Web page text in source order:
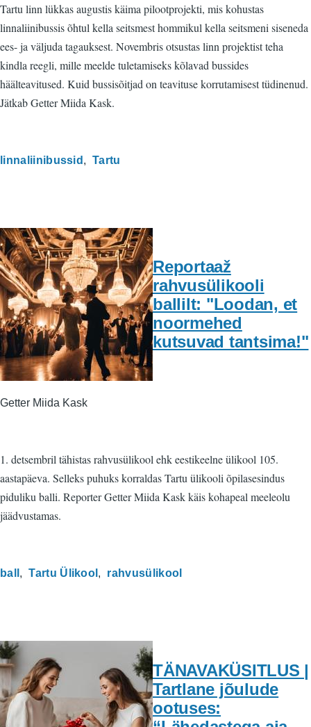
Tartu linn lükkas augustis käima pilootprojekti, mis kohustas
linnaliinibussis õhtul kella seitsmest hommikul kella seitsmeni siseneda
ees- ja väljuda tagauksest. Novembris otsustas linn projektist teha
kindla reegli, mille meelde tuletamiseks kõlavad bussides
häälteavitused. Kuid bussisõitjad on teavituse korrutamisest tüdinenud.
Jätkab Getter Miida Kask.
linnaliinibussid Tartu
Reportaaž
rahvusülikooli
ballilt: "Loodan, et
noormehed
kutsuvad tantsima!"
Getter Miida Kask
1. detsembril tähistas rahvusülikool ehk eestikeelne ülikool 105.
aastapäeva. Selleks puhuks korraldas Tartu ülikooli õpilasesindus
piduliku balli. Reporter Getter Miida Kask käis kohapeal meeleolu
jäädvustamas.
ball Tartu Ülikool rahvusülikool
TÄNAVAKÜSITLUS |
Tartlane jõulude
ootuses: